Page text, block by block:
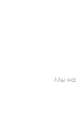
Мы на